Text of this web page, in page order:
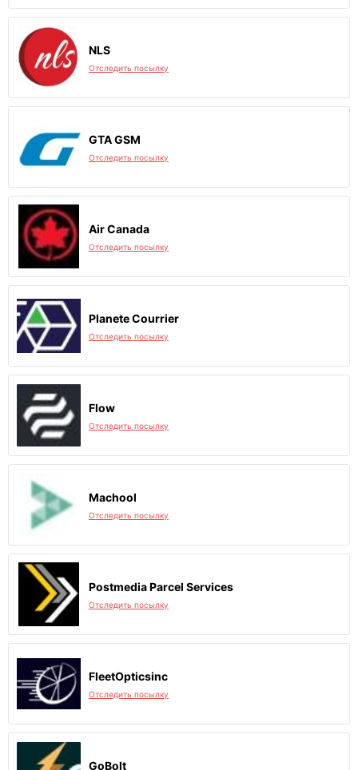
NLS
Отследить посылку
GTA GSM
Отследить посылку
Air Canada
Отследить посылку
Planete Courrier
Отследить посылку
Flow
Отследить посылку
Machool
Отследить посылку
Postmedia Parcel Services
Отследить посылку
FleetOpticsinc
Отследить посылку
GoBolt